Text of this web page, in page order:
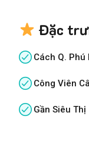
Đặc
Cách Q.
Công Viên
Gần Siêu Thị